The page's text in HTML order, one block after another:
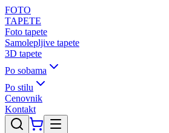
FOTO
TAPETE
Foto tapete
Samolepljive tapete
3D tapete
Po sobama
Po stilu
Cenovnik
Kontakt